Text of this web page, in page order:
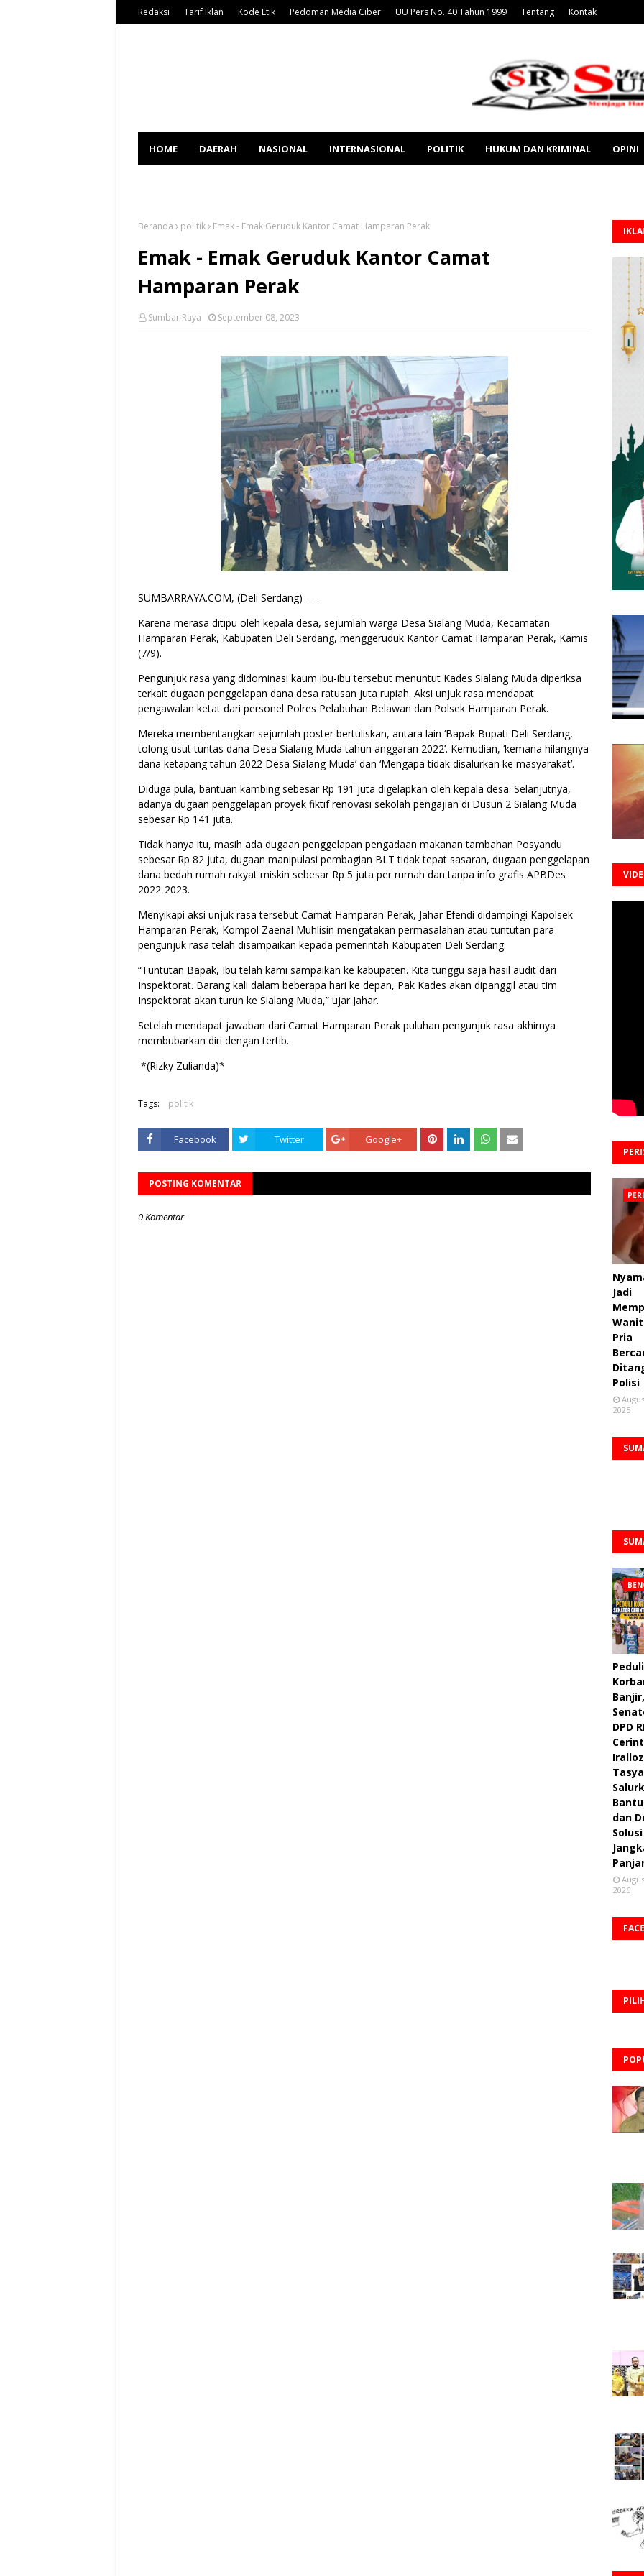
Redaksi Tarif Iklan Kode Etik Pedoman Media Ciber UU Pers No. 40 Tahun 1999 Tentang Kontak
HOME DAERAH NASIONAL INTERNASIONAL POLITIK HUKUM DAN KRIMINAL OPINI
Beranda politik Emak - Emak Geruduk Kantor Camat Hamparan Perak
Emak - Emak Geruduk Kantor Camat
Hamparan Perak
Sumbar Raya September 08, 2023
SUMBARRAYA.COM, (Deli Serdang) - - -
Karena merasa ditipu oleh kepala desa, sejumlah warga Desa Sialang Muda, Kecamatan
Hamparan Perak, Kabupaten Deli Serdang, menggeruduk Kantor Camat Hamparan Perak, Kamis
(7/9).
Pengunjuk rasa yang didominasi kaum ibu-ibu tersebut menuntut Kades Sialang Muda diperiksa
terkait dugaan penggelapan dana desa ratusan juta rupiah. Aksi unjuk rasa mendapat
pengawalan ketat dari personel Polres Pelabuhan Belawan dan Polsek Hamparan Perak.
Mereka membentangkan sejumlah poster bertuliskan, antara lain ‘Bapak Bupati Deli Serdang,
tolong usut tuntas dana Desa Sialang Muda tahun anggaran 2022’. Kemudian, ‘kemana hilangnya
dana ketapang tahun 2022 Desa Sialang Muda’ dan ‘Mengapa tidak disalurkan ke masyarakat’.
Diduga pula, bantuan kambing sebesar Rp 191 juta digelapkan oleh kepala desa. Selanjutnya,
adanya dugaan penggelapan proyek fiktif renovasi sekolah pengajian di Dusun 2 Sialang Muda
sebesar Rp 141 juta.
Tidak hanya itu, masih ada dugaan penggelapan pengadaan makanan tambahan Posyandu
sebesar Rp 82 juta, dugaan manipulasi pembagian BLT tidak tepat sasaran, dugaan penggelapan
dana bedah rumah rakyat miskin sebesar Rp 5 juta per rumah dan tanpa info grafis APBDes
2022-2023.
Menyikapi aksi unjuk rasa tersebut Camat Hamparan Perak, Jahar Efendi didampingi Kapolsek
Hamparan Perak, Kompol Zaenal Muhlisin mengatakan permasalahan atau tuntutan para
pengunjuk rasa telah disampaikan kepada pemerintah Kabupaten Deli Serdang.
“Tuntutan Bapak, Ibu telah kami sampaikan ke kabupaten. Kita tunggu saja hasil audit dari
Inspektorat. Barang kali dalam beberapa hari ke depan, Pak Kades akan dipanggil atau tim
Inspektorat akan turun ke Sialang Muda,” ujar Jahar.
Setelah mendapat jawaban dari Camat Hamparan Perak puluhan pengunjuk rasa akhirnya
membubarkan diri dengan tertib.
*(Rizky Zulianda)*
Tags: politik
Facebook Twitter Google+
POSTING KOMENTAR
0 Komentar
Jadi
Pria
Polisi
2025
Peduli
Banjir,
DPD
Cerint
Tasya
dan
Solusi
2026